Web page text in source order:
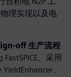
理实现以及电
off 生产流程
、采用
、